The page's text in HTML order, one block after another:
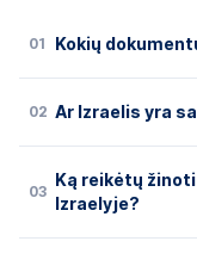
01 Kokių
02 Ar Izraelis yra
03
Ką reikėtų
Izraelyje?